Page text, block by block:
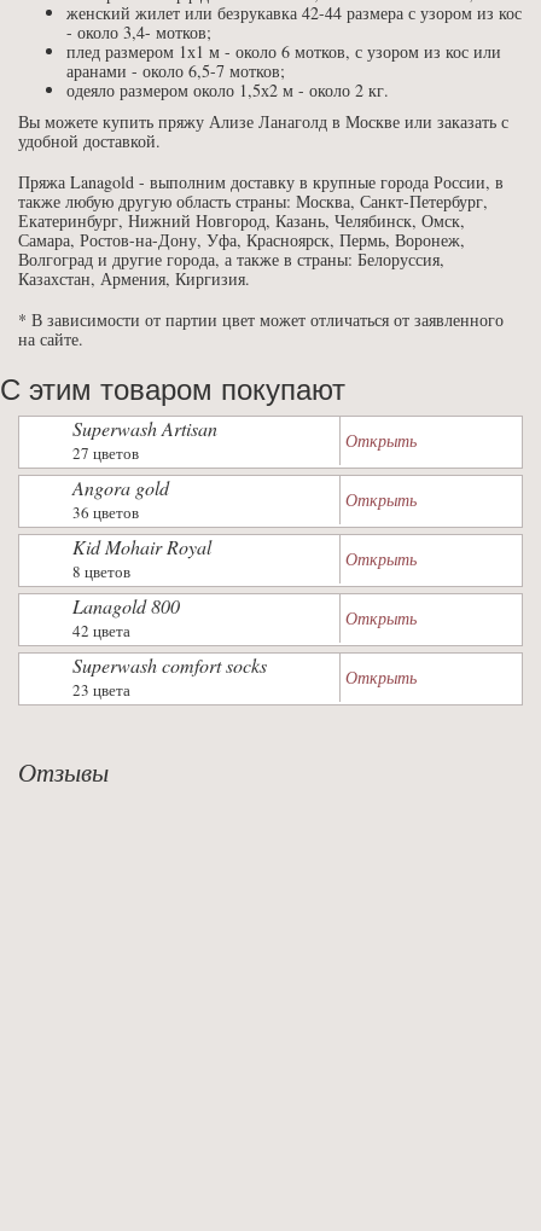
женский жилет или безрукавка 42-44 размера с узором из кос
- около 3,4- мотков;
плед размером 1х1 м - около 6 мотков, с узором из кос или
аранами - около 6,5-7 мотков;
одеяло размером около 1,5х2 м - около 2 кг.
Вы можете купить пряжу Ализе Ланаголд в Москве или заказать с
удобной доставкой.
Пряжа Lanagold - выполним доставку в крупные города России, в
также любую другую область страны: Москва, Санкт-Петербург,
Екатеринбург, Нижний Новгород, Казань, Челябинск, Омск,
Самара, Ростов-на-Дону, Уфа, Красноярск, Пермь, Воронеж,
Волгоград и другие города, а также в страны: Белоруссия,
Казахстан, Армения, Киргизия.
* В зависимости от партии цвет может отличаться от заявленного
на сайте.
С этим товаром покупают
Superwash Artisan
27 цветов
Открыть
Angora gold
36 цветов
Открыть
Kid Mohair Royal
8 цветов
Открыть
Lanagold 800
42 цвета
Открыть
Superwash comfort socks
23 цвета
Открыть
Отзывы